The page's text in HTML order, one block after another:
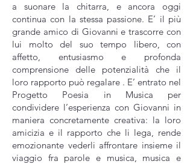
a suonare la chitarra, e ancora oggi
continua con la stessa passione. E’ il più
grande amico di Giovanni e trascorre con
lui molto del suo tempo libero, con
affetto, entusiasmo e profonda
comprensione delle potenzialità che il
loro rapporto può regalare . E’ entrato nel
Progetto Poesia in Musica per
condividere l’esperienza con Giovanni in
maniera concretamente creativa: la loro
amicizia e il rapporto che li lega, rende
emozionante vederli affrontare insieme il
viaggio fra parole e musica, musica e